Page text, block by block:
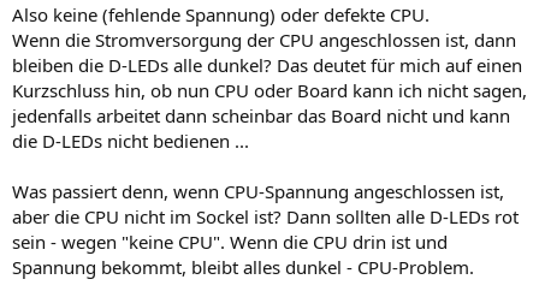
Also keine (fehlende Spannung) oder defekte CPU.
Wenn die Stromversorgung der CPU angeschlossen ist, dann
bleiben die D-LEDs alle dunkel? Das deutet für mich auf einen
Kurzschluss hin, ob nun CPU oder Board kann ich nicht sagen,
jedenfalls arbeitet dann scheinbar das Board nicht und kann
die D-LEDs nicht bedienen ...
Was passiert denn, wenn CPU-Spannung angeschlossen ist,
aber die CPU nicht im Sockel ist? Dann sollten alle D-LEDs rot
sein - wegen "keine CPU". Wenn die CPU drin ist und
Spannung bekommt, bleibt alles dunkel - CPU-Problem.